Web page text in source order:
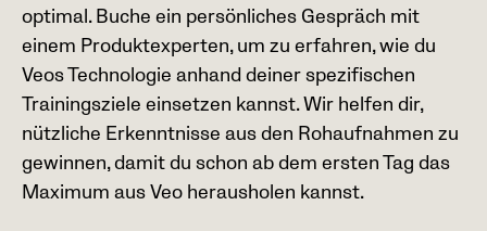
optimal. Buche ein persönliches Gespräch mit
einem Produktexperten, um zu erfahren, wie du
Veos Technologie anhand deiner spezifischen
Trainingsziele einsetzen kannst. Wir helfen dir,
nützliche Erkenntnisse aus den Rohaufnahmen zu
gewinnen, damit du schon ab dem ersten Tag das
Maximum aus Veo herausholen kannst.